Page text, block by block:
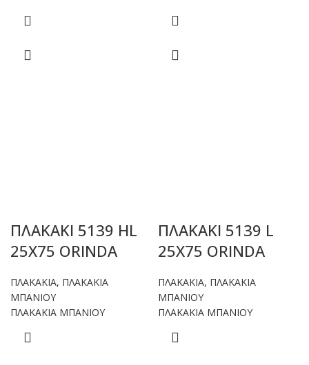
ΠΛΑΚΑΚΙ 5139 HL
25X75 ORINDA
ΠΛΑΚΑΚΙΑ, ΠΛΑΚΑΚΙΑ
ΜΠΑΝΙΟΥ
ΠΛΑΚΑΚΙΑ ΜΠΑΝΙΟΥ
ΠΛΑΚΑΚΙ 5139 L
25X75 ORINDA
ΠΛΑΚΑΚΙΑ, ΠΛΑΚΑΚΙΑ
ΜΠΑΝΙΟΥ
ΠΛΑΚΑΚΙΑ ΜΠΑΝΙΟΥ